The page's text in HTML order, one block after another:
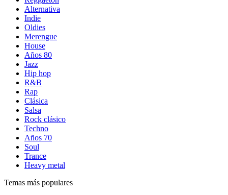
Alternativa
Indie
Oldies
Merengue
House
Años 80
Jazz
Hip hop
R&B
Rap
Clásica
Salsa
Rock clásico
Techno
Años 70
Soul
Trance
Heavy metal
Temas más populares